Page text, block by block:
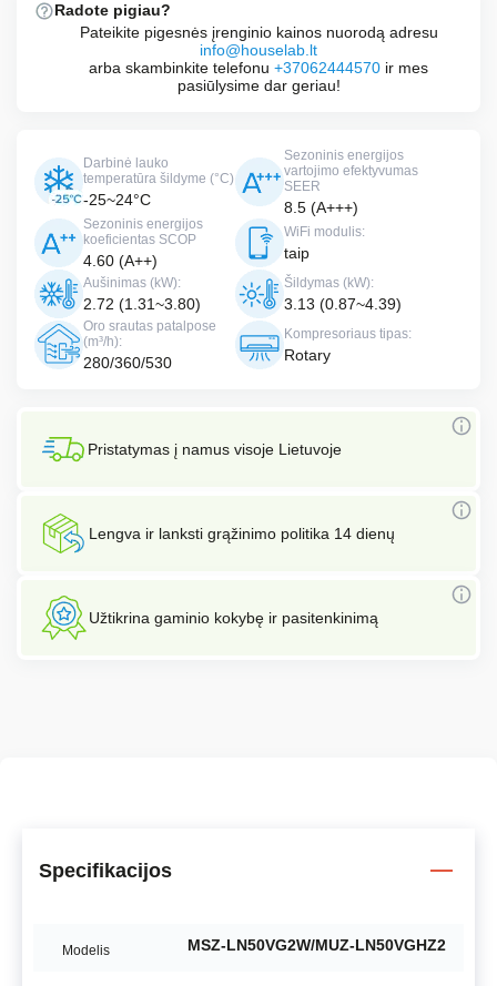
Radote pigiau?
Pateikite pigesnės įrenginio kainos nuorodą adresu
info@houselab.lt
arba skambinkite telefonu +37062444570 ir mes
pasiūlysime dar geriau!
Darbinė lauko
temperatūra šildyme (°C)
-25~24°C
Sezoninis energijos
vartojimo efektyvumas
SEER
8.5 (A+++)
Sezoninis energijos
koeficientas SCOP
4.60 (A++)
WiFi modulis:
taip
Aušinimas (kW):
2.72 (1.31~3.80)
Šildymas (kW):
3.13 (0.87~4.39)
Oro srautas patalpose
(m³/h):
280/360/530
Kompresoriaus tipas:
Rotary
Pristatymas į namus visoje Lietuvoje
Lengva ir lanksti grąžinimo politika 14 dienų
Užtikrina gaminio kokybę ir pasitenkinimą
Specifikacijos
Modelis MSZ-LN50VG2W/MUZ-LN50VGHZ2